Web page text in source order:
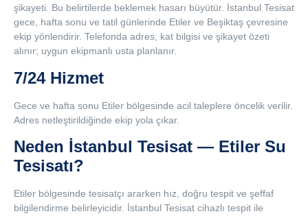
şikayeti. Bu belirtilerde beklemek hasarı büyütür. İstanbul Tesisat
gece, hafta sonu ve tatil günlerinde Etiler ve Beşiktaş çevresine
ekip yönlendirir. Telefonda adres, kat bilgisi ve şikayet özeti
alınır; uygun ekipmanlı usta planlanır.
7/24 Hizmet
Gece ve hafta sonu Etiler bölgesinde acil taleplere öncelik verilir.
Adres netleştirildiğinde ekip yola çıkar.
Neden İstanbul Tesisat — Etiler Su
Tesisatı?
Etiler bölgesinde tesisatçı ararken hız, doğru tespit ve şeffaf
bilgilendirme belirleyicidir. İstanbul Tesisat cihazlı tespit ile